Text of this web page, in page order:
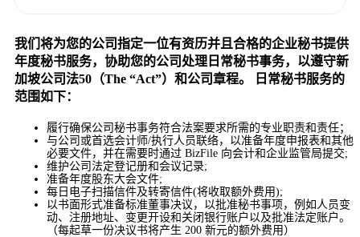
我们将为您的公司指定一位有资历并且合格的企业秘书提供
年度秘书服务，协助您的公司处理日常秘书事务，以遵守新
加坡公司法50（The “Act”）和公司章程。 日常秘书服务的
范围如下：
履行确保公司秘书事务符合法案要求所需的专业职责和责任；
与公司或首选会计师/执行人员联络，以准备年度申报表和其他
必要文件，并在需要时通过 BizFile 向会计和企业监管局提交;
维护公司法定登记册和会议记录;
准备年度股东大会文件;
每日电子扫描信件及转寄信件(将收取额外费用);
以书面形式准备标准董事决议，以批准秘书事项，例如人员变
动、注册地址、变更开设和关闭银行账户以及批准法定账户。
（每起草一份决议书将产生 200 新元的额外费用）